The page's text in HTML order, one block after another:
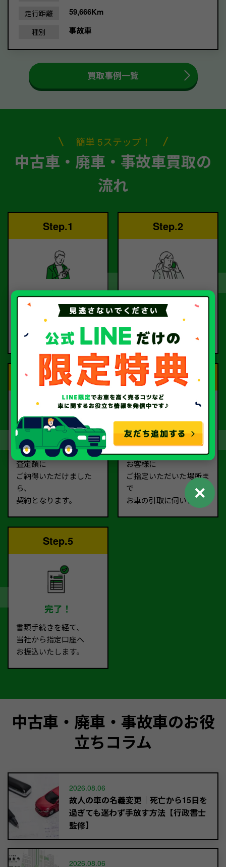
走行距離 59,666Km
種別 事故車
買取事例一覧
簡単 5ステップ！
中古車・廃車・事故車買取の
流れ
Step.1
ご依頼
お電話または査定フォー
ご依頼ください。
Step.2
査定
査定のプロが
お電話で回答いたしま
す。
Step.3
契約
査定額に
ご納得いただけました
ら、
契約となります。
Step.4
お引取り
お客様に
ご指定いただいた場所ま
で
お車の引取に伺います。
Step.5
完了！
書類手続きを経て、
当社から指定口座へ
お振込いたします。
中古車・廃車・事故車のお役
立ちコラム
2026.08.06
故人の車の名義変更｜死亡から15日を
過ぎても迷わず手放す方法【行政書士
監修】
2026.08.06
✕